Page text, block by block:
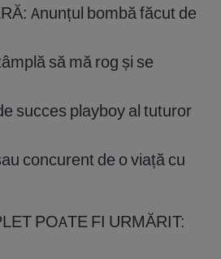
Anunțul bombă făcut de
să mă rog și se
succes playboy al tuturor
concurent de o viață cu
POATE FI URMĂRIT: